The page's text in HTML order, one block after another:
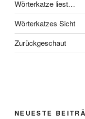
Wörterkatze liest…
Wörterkatzes Sicht
Zurückgeschaut
NEUESTE